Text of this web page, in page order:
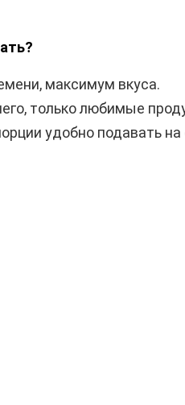
максимум вкуса.
только любимые
удобно подавать на